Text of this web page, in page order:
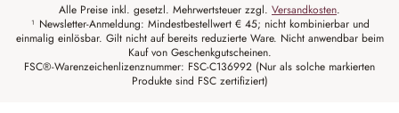
Alle Preise inkl. gesetzl. Mehrwertsteuer zzgl. Versandkosten.
¹ Newsletter-Anmeldung: Mindestbestellwert € 45; nicht kombinierbar und
einmalig einlösbar. Gilt nicht auf bereits reduzierte Ware. Nicht anwendbar beim
Kauf von Geschenkgutscheinen.
FSC®-Warenzeichenlizenznummer: FSC-C136992 (Nur als solche markierten
Produkte sind FSC zertifiziert)